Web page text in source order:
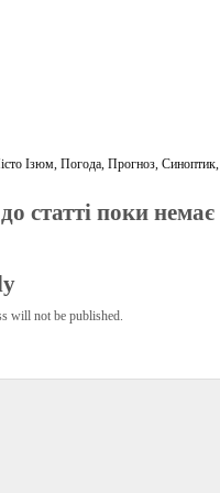
Ізюм ,Погода ,Прогноз ,Синоптик
статті поки немає
will not be published.